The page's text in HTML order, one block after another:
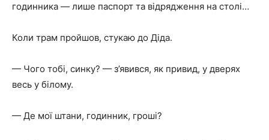
годинника — лише паспорт та відрядження на столі…
Коли трам пройшов, стукаю до Діда.
— Чого тобі, синку? — з’явився, як привид, у дверях
весь у білому.
— Де мої штани, годинник, гроші?